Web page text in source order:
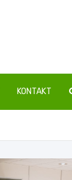
KONTAKT